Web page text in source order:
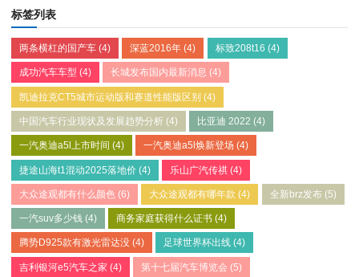
标签列表
两条横杠的国产车 (4) 深蓝2016年 (4) 标致208t16 (4)
成功汽车车型 (4) 长城发布国内最新消息 (4)
凯迪拉克CT5城市运动版和赛道性能版区别 (4)
中国汽车行业现状及发展趋势分析 (4) 比亚迪 2022 (4)
一汽奥迪a5l上市时间 (4) 一汽奥迪a5l焕新登场 (4)
捷途山海t1混动2025落地价 (4) 乐山广汽传祺 (4)
大众途观都有什么颜色 (6) 大众途观都有哪年款 (4) 全新brz发布(5)
一汽suv多少钱 (4) 商务家庭获得什么证书 (4)
腾势D925款有激光雷达没 (4) 足球世界杯出线 (4)
吉利银河e5汽车之家 (4) 第十七届汽车博览会 (5)